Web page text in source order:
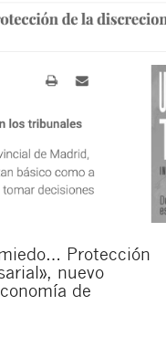
Protección
nuevo
de